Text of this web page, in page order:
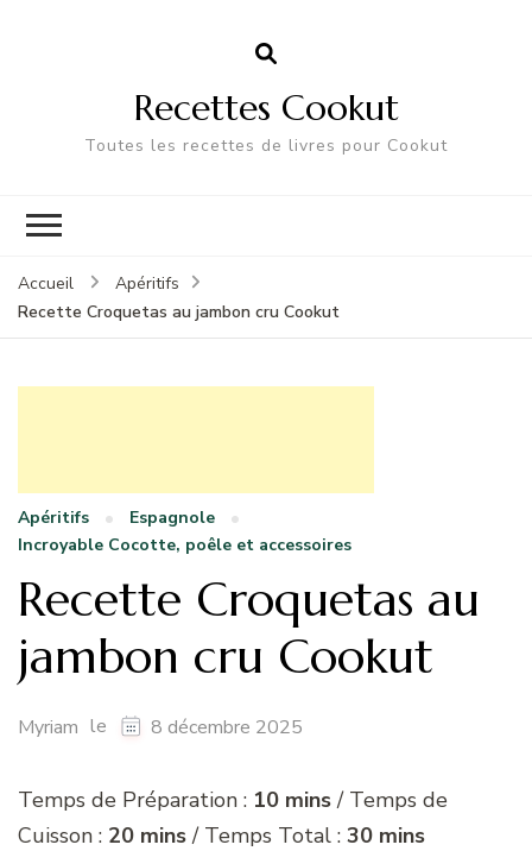
Recettes Cookut
Toutes les recettes de livres pour Cookut
Accueil
Apéritifs
Recette Croquetas au jambon cru Cookut
Apéritifs
Espagnole
Incroyable Cocotte, poêle et accessoires
Recette Croquetas au
jambon cru Cookut
Myriam le 8 décembre 2025
Temps de Préparation : 10 mins/ Temps de
Cuisson : 20 mins/ Temps Total : 30 mins